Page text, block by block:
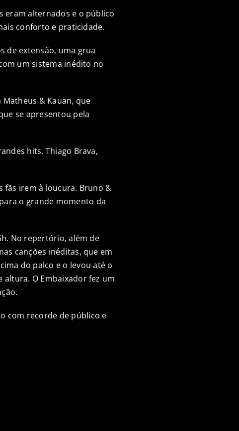
eram alternados e o público
conforto e praticidade.
de extensão, uma grua
um sistema inédito no
& Kauan, que
se apresentou pela
hits. Thiago Brava,
fãs irem à loucura. Bruno &
o grande momento da
No repertório, além de
canções inéditas, que em
do palco e o levou até o
O Embaixador fez um
com recorde de público e